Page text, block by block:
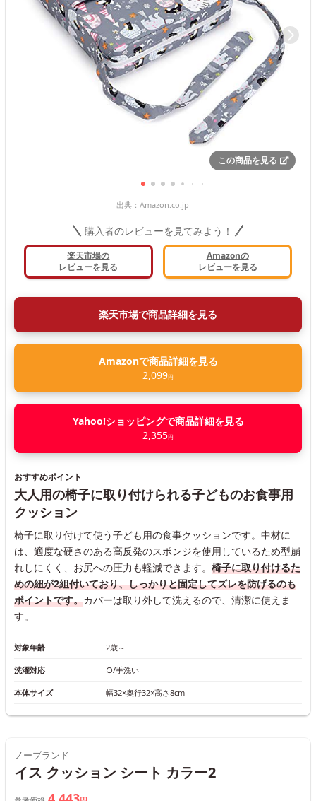
この商品を見る
出典： Amazon.co.jp
購入者のレビューを見てみよう！
楽天市場の
レビューを見る
Amazonの
レビューを見る
楽天市場で商品詳細を見る
Amazonで商品詳細を見る
2,099円
Yahoo!ショッピングで商品詳細を見る
2,355円
おすすめポイント
大人用の椅子に取り付けられる子どものお食事用
クッション
椅子に取り付けて使う子ども用の食事クッションです。中材に
は、適度な硬さのある高反発のスポンジを使用しているため型崩
れしにくく、お尻への圧力も軽減できます。 椅子に取り付けるた
めの紐が2組付いており、しっかりと固定してズレを防げるのも
ポイントです。カバーは取り外して洗えるので、清潔に使えま
す。
対象年齢 2歳～
洗濯対応 ○/手洗い
本体サイズ 幅32×奥行32×高さ8cm
ノーブランド
イス クッション シート カラー2